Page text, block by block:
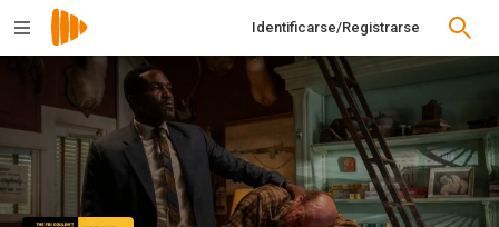
Identificarse/Registrarse